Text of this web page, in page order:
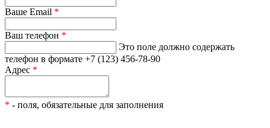
Ваше Email *
Ваш телефон *
Это поле должно содержать
телефон в формате +7 (123) 456-78-90
Адрес *
* - поля, обязательные для заполнения